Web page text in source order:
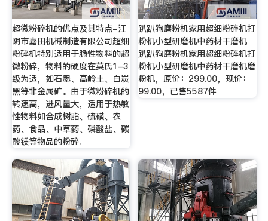
超微粉碎机的优点及其特点-江
阴市嘉田机械制造有限公司超细
粉碎机特别适用于脆性物料的超
微粉碎，物料的硬度在莫氏1-3
级为适，如石墨、高岭土、白炭
黑等非金属矿。由于微粉碎机的
转速高，进风量大，适用于热敏
性物料如合成树脂、硫磺、农
药、食品、中草药、磷酸盐、碳
酸镁等物品的粉碎.
趴趴狗磨粉机家用超细粉碎机打
粉机小型研磨机中药材干磨机
趴趴狗磨粉机家用超细粉碎机打
粉机小型研磨机中药材干磨机磨
粉机，原价：299.00，现价：
99.00，已售5587件